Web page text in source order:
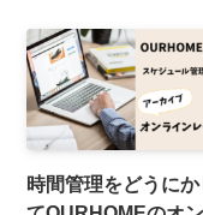
時間管理をどうにか